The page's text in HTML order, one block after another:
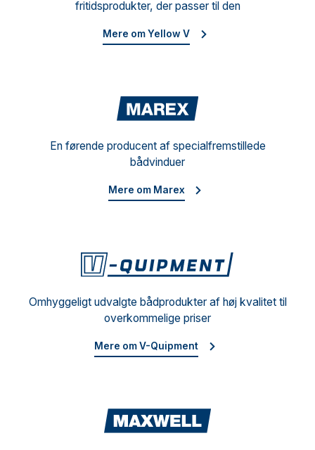
fritidsprodukter, der passer til den
Mere om Yellow V
En førende producent af specialfremstillede
bådvinduer
Mere om Marex
Omhyggeligt udvalgte bådprodukter af høj kvalitet til
overkommelige priser
Mere om V-Quipment